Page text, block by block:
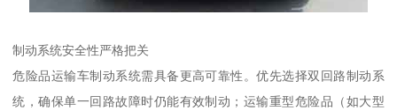
制动系统安全性严格把关​
危险品运输车制动系统需具备更高可靠性。优先选择双回路制动系
统，确保单一回路故障时仍能有效制动；运输重型危险品（如大型